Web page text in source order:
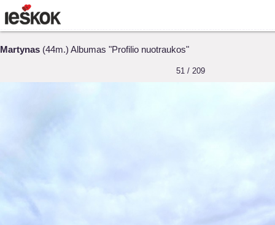
Martynas (44m.) Albumas "Profilio nuotraukos"
51 / 209